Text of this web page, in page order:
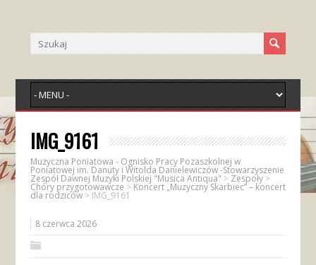
IMG_9161
Muzyczna Poniatowa - Ognisko Pracy Pozaszkolnej w
Poniatowej im. Danuty i Witolda Danielewiczów -Stowarzyszenie
Zespół Dawnej Muzyki Polskiej "Musica Antiqua" > Zespoły>
Chóry przygotowawcze > Koncert „Muzyczny Skarbiec” – koncert
dla rodziców> IMG_9161
8 czerwca 2026